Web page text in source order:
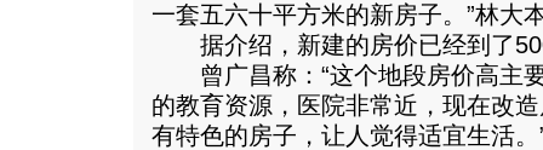
一套五六十平方米的新房子。”林大
据介绍，新建的房价已经到了
曾广昌称：“这个地段房价高主
的教育资源，医院非常近，现在改
有特色的房子，让人觉得适宜生活。